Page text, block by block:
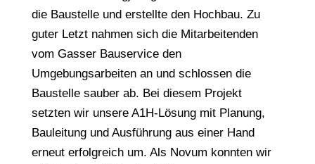
die Baustelle und erstellte den Hochbau. Zu
guter Letzt nahmen sich die Mitarbeitenden
vom Gasser Bauservice den
Umgebungsarbeiten an und schlossen die
Baustelle sauber ab. Bei diesem Projekt
setzten wir unsere A1H-Lösung mit Planung,
Bauleitung und Ausführung aus einer Hand
erneut erfolgreich um. Als Novum konnten wir